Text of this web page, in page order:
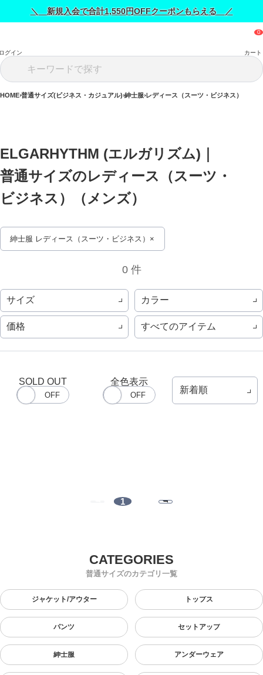
＼ 新規入会で合計1,550円OFFクーポンもらえる ／
グイン カート
HOME 普通サイズ(ビジネス・カジュアル) 紳士服 レディース（スーツ・ビジネス）
ELGARHYTHM (エルガリズム)｜
普通サイズのレディース（スーツ・
ビジネス）（メンズ）
紳士服 レディース（スーツ・ビジネス）
0 件
サイズ カラー
価格 すべてのアイテム
SOLD OUT 全色表示
1
普通サイズのカテゴリ一覧
ジャケット/アウター トップス
パンツ セットアップ
紳士服 アンダーウェア